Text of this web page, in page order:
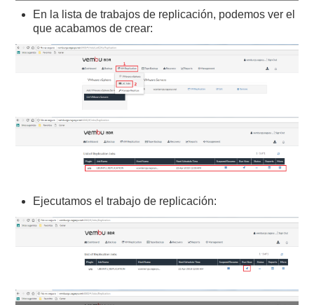
En la lista de trabajos de replicación, podemos ver el
que acabamos de crear:
Ejecutamos el trabajo de replicación: